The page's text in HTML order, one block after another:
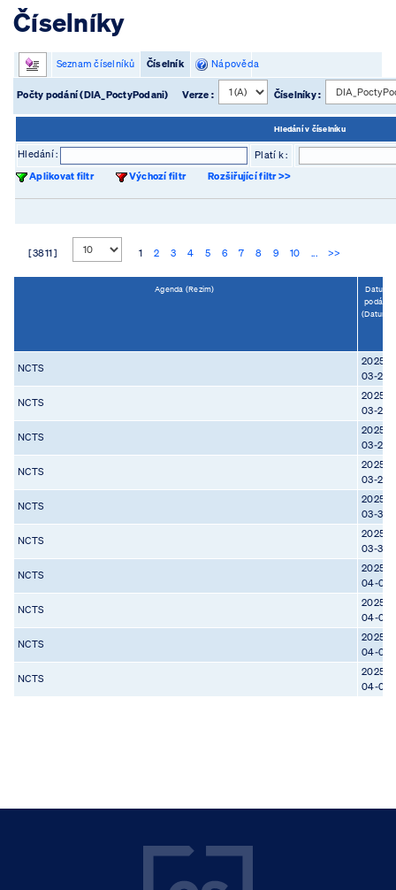
Číselníky
Seznam číselníků Číselník Nápověda
Počty podání (DIA_PoctyPodani) Verze : Číselníky :
Hledání v číselníku
Hledání :
Platí k :
Aplikovat filtr
Výchozí filtr Rozšiřující filtr >>
[ 3811 ] 1 2 3 4 5 6 7 8 9 10 ... >>
Agenda (Rezim)
Datum
podání
(Datum)
NCTS
2025-
03-26
NCTS
2025-
03-27
NCTS
2025-
03-28
NCTS
2025-
03-29
NCTS
2025-
03-30
NCTS
2025-
03-31
NCTS
2025-
04-01
NCTS
2025-
04-02
NCTS
2025-
04-03
NCTS
2025-
04-04